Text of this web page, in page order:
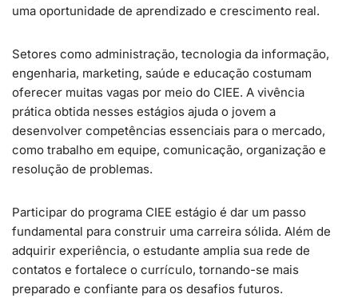
uma oportunidade de aprendizado e crescimento real.
Setores como administração, tecnologia da informação,
engenharia, marketing, saúde e educação costumam
oferecer muitas vagas por meio do CIEE. A vivência
prática obtida nesses estágios ajuda o jovem a
desenvolver competências essenciais para o mercado,
como trabalho em equipe, comunicação, organização e
resolução de problemas.
Participar do programa CIEE estágio é dar um passo
fundamental para construir uma carreira sólida. Além de
adquirir experiência, o estudante amplia sua rede de
contatos e fortalece o currículo, tornando-se mais
preparado e confiante para os desafios futuros.